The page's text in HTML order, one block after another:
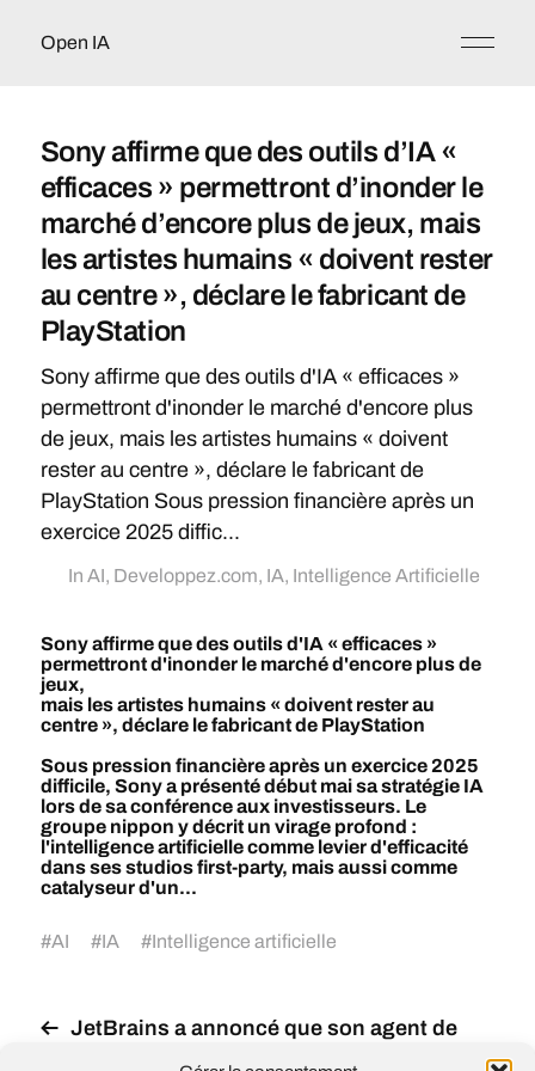
Open IA
Sony affirme que des outils d’IA «
efficaces » permettront d’inonder le
marché d’encore plus de jeux, mais
les artistes humains « doivent rester
au centre », déclare le fabricant de
PlayStation
Sony affirme que des outils d'IA « efficaces »
permettront d'inonder le marché d'encore plus
de jeux, mais les artistes humains « doivent
rester au centre », déclare le fabricant de
PlayStation Sous pression financière après un
exercice 2025 diffic...
In AI, Developpez.com, IA, Intelligence Artificielle
Sony affirme que des outils d'IA « efficaces »
permettront d'inonder le marché d'encore plus de
jeux,
mais les artistes humains « doivent rester au
centre », déclare le fabricant de PlayStation
Sous pression financière après un exercice 2025
difficile, Sony a présenté début mai sa stratégie IA
lors de sa conférence aux investisseurs. Le
groupe nippon y décrit un virage profond :
l'intelligence artificielle comme levier d'efficacité
dans ses studios first-party, mais aussi comme
catalyseur d'un...
#AI #IA #Intelligence artificielle
JetBrains a annoncé que son agent de